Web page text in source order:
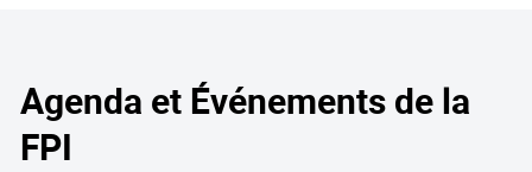
Agenda et Événements de la
FPI